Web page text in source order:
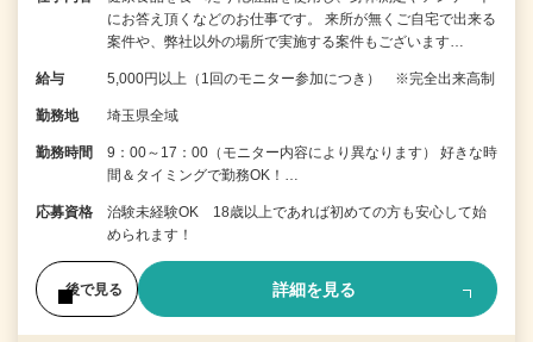
にお答え頂くなどのお仕事です。 来所が無くご自宅で出来る
案件や、弊社以外の場所で実施する案件もございます…
給与 5,000円以上（1回のモニター参加につき） ※完全出来高制
勤務地 埼玉県全域
勤務時間
9：00～17：00（モニター内容により異なります） 好きな時
間＆タイミングで勤務OK！…
応募資格
治験未経験OK 18歳以上であれば初めての方も安心して始
められます！
後で見る 詳細を見る